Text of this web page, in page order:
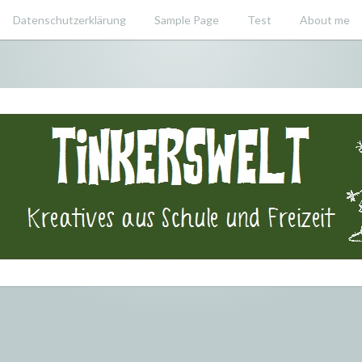
Datenschutzerklärung Sample Page Test About me